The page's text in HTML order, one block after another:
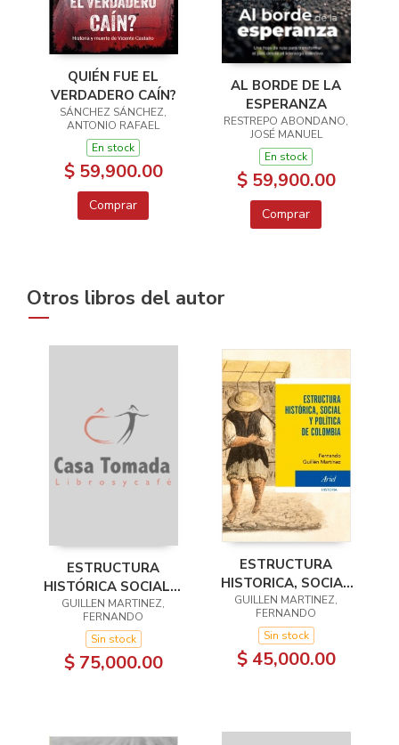
QUIÉN FUE EL
VERDADERO CAÍN?
SÁNCHEZ SÁNCHEZ,
ANTONIO RAFAEL
En stock
$ 59,900.00
Comprar
AL BORDE DE LA
ESPERANZA
RESTREPO ABONDANO,
JOSÉ MANUEL
En stock
$ 59,900.00
Comprar
Otros libros del autor
ESTRUCTURA
HISTÓRICA SOCIAL Y
POLÍTICA DE
COLOMBIA
GUILLEN MARTINEZ,
FERNANDO
Sin stock
$ 75,000.00
ESTRUCTURA
HISTORICA, SOCIAL
Y POLITICA DE
COLOMBIA
GUILLEN MARTINEZ,
FERNANDO
Sin stock
$ 45,000.00